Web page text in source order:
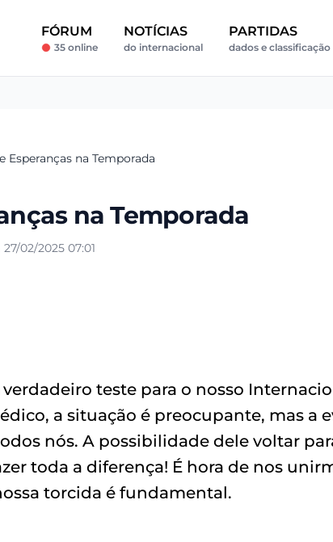
FÓRUM
35 online
NOTÍCIAS
do internacional
PARTIDAS
dados e classificação
Esperanças na Temporada
na Temporada
02/2025 07:01
teste para o nosso
a situação é preocupante, mas a
nós. A possibilidade dele voltar
toda a diferença! É hora de nos
torcida é fundamental.